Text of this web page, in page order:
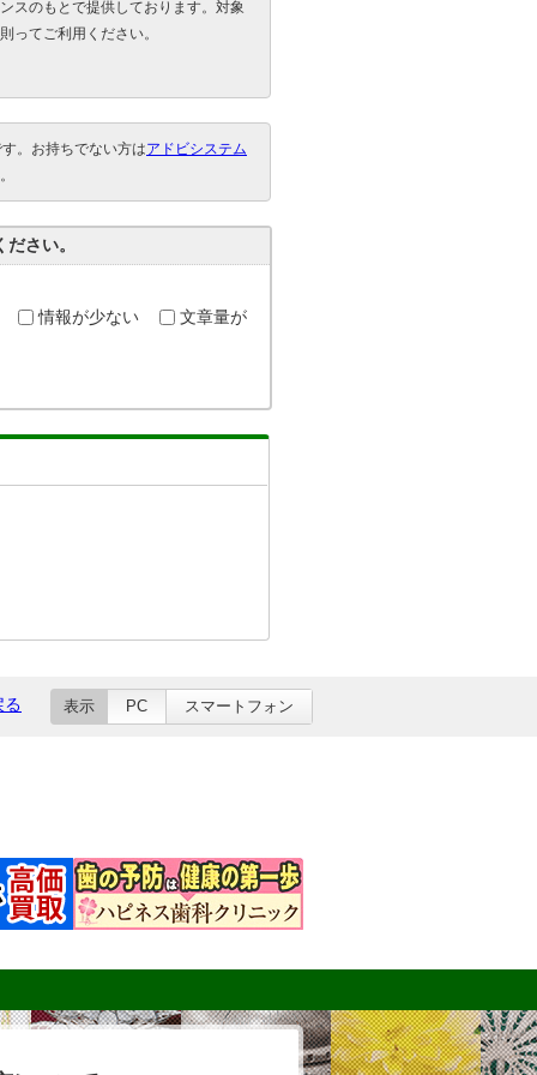
スのもとで提供しております。対象
ってご利用ください。
。お持ちでない方はアドビシステム
さい。
情報が少ない
文章量が
る 表示 PC スマートフォン